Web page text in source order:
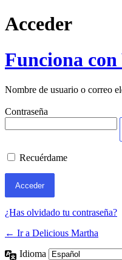
Acceder
Funciona con
Nombre de usuario o correo
Contraseña
Recuérdame
¿Has olvidado tu contraseña?
← Ir a Delicious Martha
Idioma